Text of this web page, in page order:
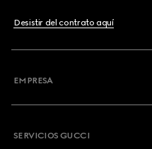
Desistir del contrato aquí
EMPRESA
SERVICIOS GUCCI